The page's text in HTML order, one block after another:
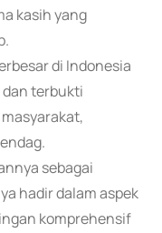
kasih yang
di Indonesia
dan terbukti
sebagai
hadir dalam aspek
komprehensif